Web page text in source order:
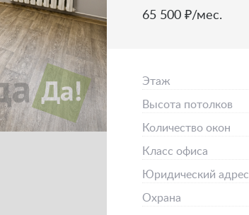
65 500 ₽/мес.
Этаж
Высота потолков
Количество окон
Класс офиса
Юридический адрес
Охрана